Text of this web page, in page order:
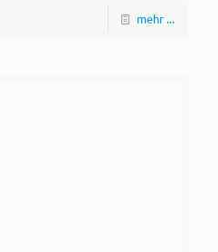
mehr ...